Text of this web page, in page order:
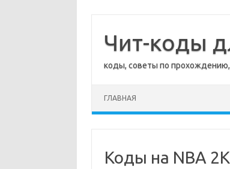
содержимому
Чит-коды
коды, советы по
ГЛАВНАЯ
Коды на NBA